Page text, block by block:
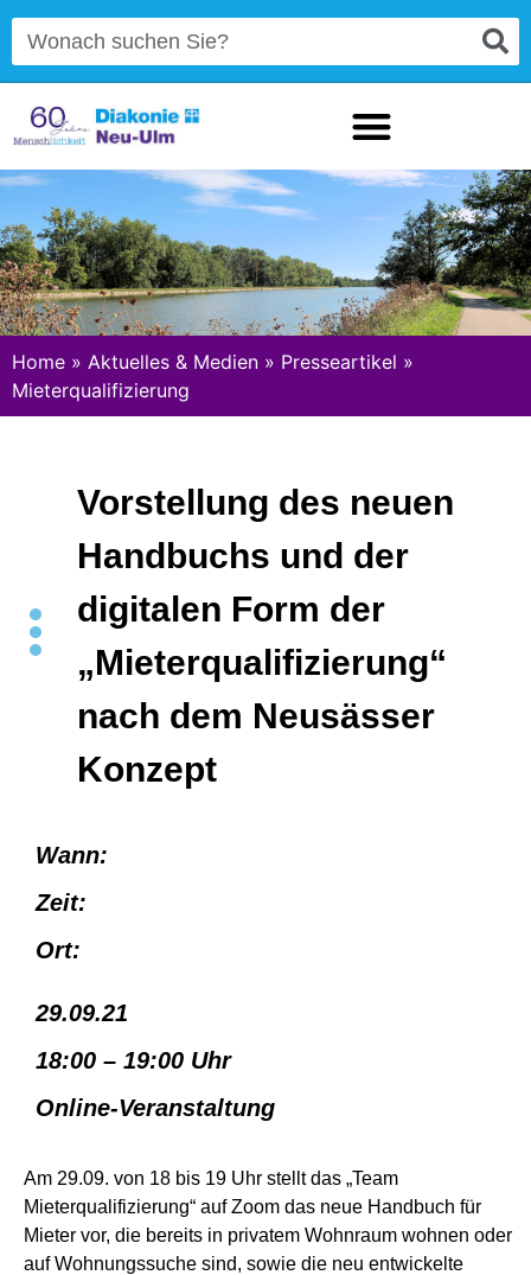
Home » Aktuelles & Medien » Presseartikel »
Mieterqualifizierung
Vorstellung des neuen
Handbuchs und der
digitalen Form der
„Mieterqualifizierung“
nach dem Neusässer
Konzept
Wann:
Zeit:
Ort:
29.09.21
18:00 – 19:00 Uhr
Online-Veranstaltung
Am 29.09. von 18 bis 19 Uhr stellt das „Team
Mieterqualifizierung“ auf Zoom das neue Handbuch für
Mieter vor, die bereits in privatem Wohnraum wohnen oder
auf Wohnungssuche sind, sowie die neu entwickelte